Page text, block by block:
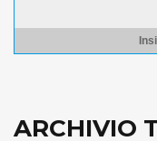
ARCHIVIO